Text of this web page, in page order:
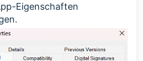
Eigenschaften